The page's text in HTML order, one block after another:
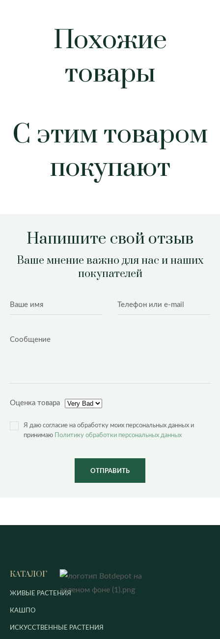
Похожие
товары
С этим товаром
покупают
Напишите свой отзыв
Ваше мнение важно для нас и наших
покупателей
Оценка товара
Я даю согласие на обработку моих персональных данных и
принимаю
Политику обработки персональных данных
ОТПРАВИТЬ
КАТАЛОГ
ЖИВЫЕ РАСТЕНИЯ
КАШПО
ИСКУССТВЕННЫЕ РАСТЕНИЯ